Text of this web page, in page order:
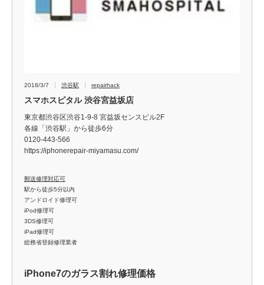
2018/3/7 渋谷駅 repairhack
スマホスピタル 渋谷宮益坂店
東京都渋谷区渋谷1-9-8 宮益坂センスビル2F
各線「渋谷駅」から徒歩6分
0120-443-566
https://iphonerepair-miyamasu.com/
郵送修理対応可
駅から徒歩5分以内
アンドロイド修理可
iPod修理可
3DS修理可
iPad修理可
総務省登録修理業者
iPhone7のガラス割れ修理価格